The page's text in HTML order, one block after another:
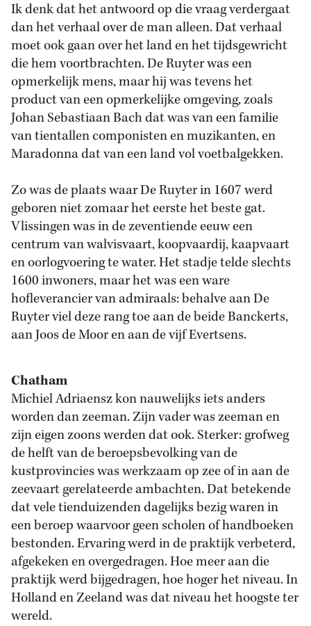
Ik denk dat het antwoord op die vraag verdergaat
dan het verhaal over de man alleen. Dat verhaal
moet ook gaan over het land en het tijdsgewricht
die hem voortbrachten. De Ruyter was een
opmerkelijk mens, maar hij was tevens het
product van een opmerkelijke omgeving, zoals
Johan Sebastiaan Bach dat was van een familie
van tientallen componisten en muzikanten, en
Maradonna dat van een land vol voetbalgekken.
Zo was de plaats waar De Ruyter in 1607 werd
geboren niet zomaar het eerste het beste gat.
Vlissingen was in de zeventiende eeuw een
centrum van walvisvaart, koopvaardij, kaapvaart
en oorlogvoering te water. Het stadje telde slechts
1600 inwoners, maar het was een ware
hofleverancier van admiraals: behalve aan De
Ruyter viel deze rang toe aan de beide Banckerts,
aan Joos de Moor en aan de vijf Evertsens.
Chatham
Michiel Adriaensz kon nauwelijks iets anders
worden dan zeeman. Zijn vader was zeeman en
zijn eigen zoons werden dat ook. Sterker: grofweg
de helft van de beroepsbevolking van de
kustprovincies was werkzaam op zee of in aan de
zeevaart gerelateerde ambachten. Dat betekende
dat vele tienduizenden dagelijks bezig waren in
een beroep waarvoor geen scholen of handboeken
bestonden. Ervaring werd in de praktijk verbeterd,
afgekeken en overgedragen. Hoe meer aan die
praktijk werd bijgedragen, hoe hoger het niveau. In
Holland en Zeeland was dat niveau het hoogste ter
wereld.